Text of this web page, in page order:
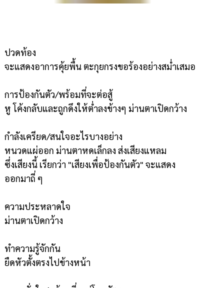
ปวดท้อง
จะแสดงอาการคุ้ยพื้น ตะกุยกรงขอร้องอย่างสม่ำเสมอ
การป้องกันตัว/พร้อมที่จะต่อสู้
หู โค้งกลับและถูกดึงให้ต่ำลงข้างๆ ม่านตาเปิดกว้าง
กำลังเครียด/สนใจอะไรบางอย่าง
หนวดแผ่ออก ม่านตาหดเล็กลง ส่งเสียงแหลม
ซึ่งเสียงนี้ เรียกว่า "เสียงเพื่อป้องกันตัว" จะแสดง
ออกมาถี่ ๆ
ความประหลาดใจ
ม่านตาเปิดกว้าง
ทำความรู้จักกัน
ยืดหัวตั้งตรงไปข้างหน้า